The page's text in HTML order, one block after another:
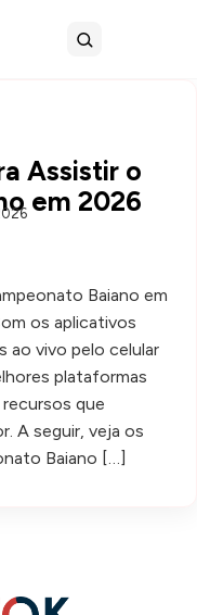
Buscar
Assistir o
em 2026
Baiano em
os aplicativos
ao vivo pelo celular
plataformas
que
A seguir, veja os
Baiano […]